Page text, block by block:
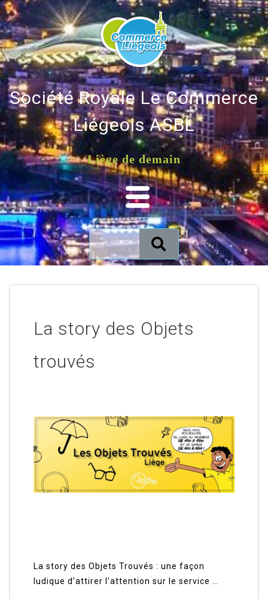
Société Royale Le Commerce
Liégeois ASBL
Liège de demain
La story des Objets
trouvés
La story des Objets Trouvés : une façon
ludique d’attirer l’attention sur le service …